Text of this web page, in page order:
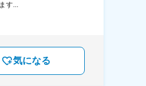
す...
気になる